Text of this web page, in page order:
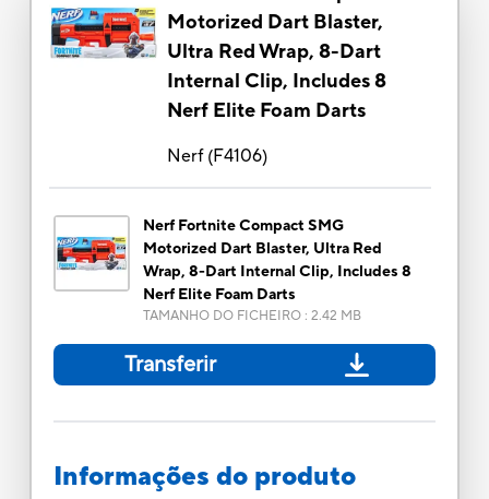
Motorized Dart Blaster,
Ultra Red Wrap, 8-Dart
Internal Clip, Includes 8
Nerf Elite Foam Darts
Nerf(F4106)
Nerf Fortnite Compact SMG
Motorized Dart Blaster, Ultra Red
Wrap, 8-Dart Internal Clip, Includes 8
Nerf Elite Foam Darts
TAMANHO DO FICHEIRO: 2.42 MB
Transferir
Informações do produto